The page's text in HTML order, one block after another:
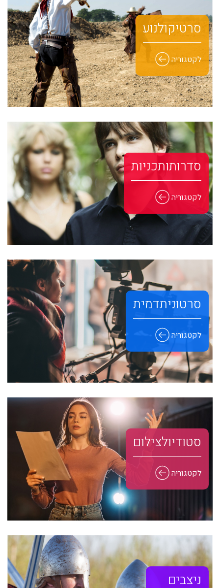
סרטי קולנוע
לקטגוריה
סדרות ותכניות
לקטגוריה
סרטוני תדמית
לקטגוריה
סטודיו לצילום
לקטגוריה
ניצבים